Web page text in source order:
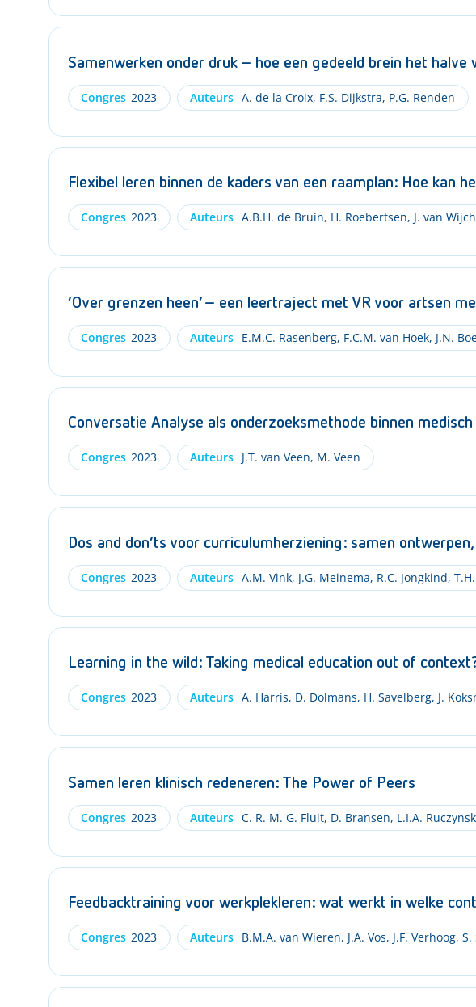
Samenwerken onder druk – hoe een gedeeld brein het halve
Congres 2023 Auteurs A. de la Croix, F.S. Dijkstra, P.G. Renden
Flexibel leren binnen de kaders van een raamplan: Hoe kan
Congres 2023 Auteurs A.B.H. de Bruin, H. Roebertsen, J. van
‘Over grenzen heen’ – een leertraject met VR voor artsen
Congres 2023 Auteurs E.M.C. Rasenberg, F.C.M. van Hoek, J.N.
Conversatie Analyse als onderzoeksmethode binnen
Congres 2023 Auteurs J.T. van Veen, M. Veen
Dos and don’ts voor curriculumherziening: samen
Congres 2023 Auteurs A.M. Vink, J.G. Meinema, R.C. Jongkind,
Learning in the wild: Taking medical education out of
Congres 2023 Auteurs A. Harris, D. Dolmans, H. Savelberg, J.
Samen leren klinisch redeneren: The Power of Peers
Congres 2023 Auteurs C. R. M. G. Fluit, D. Bransen, L.I.A.
Feedbacktraining voor werkplekleren: wat werkt in welke
Congres 2023 Auteurs B.M.A. van Wieren, J.A. Vos, J.F. Verhoog, S.